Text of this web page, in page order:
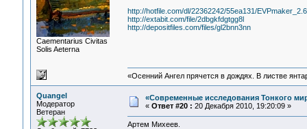
Сaementarius Civitas
Solis Aeterna
http://hotfile.com/dl/22362242/55ea131/
http://extabit.com/file/2dbgkfdgtgg8l
http://depositfiles.com/files/gl2bnn3nn
«Осенний Ангел прячется в дождях. В листве
Quangel
Модератор
Ветеран
«Современные исследования Тонкого
« Ответ #20 : 20 Декабря 2010, 19:20:09 »
Артем Михеев.